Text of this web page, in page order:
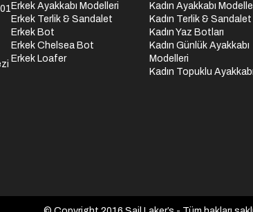
Erkek Ayakkabı Modelleri
Erkek Terlik & Sandalet
Erkek Bot
Erkek Chelsea Bot
Erkek Loafer
Kadın Ayakkabı
Kadın Terlik & Sandalet
Kadın Yaz Botları
Kadın Günlük Ayakkabı
Modelleri
Kadın Topuklu Ayakkabı